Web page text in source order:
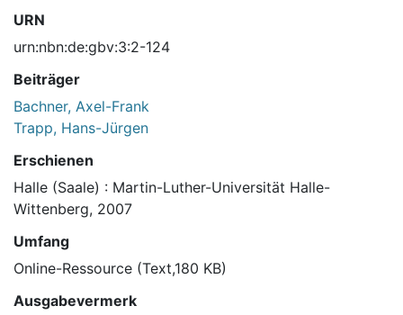
URN
urn:nbn:de:gbv:3:2-124
Beiträger
Bachner, Axel-Frank
Trapp, Hans-Jürgen
Erschienen
Halle (Saale) : Martin-Luther-Universität Halle-
Wittenberg, 2007
Umfang
Online-Ressource (Text,180 KB)
Ausgabevermerk